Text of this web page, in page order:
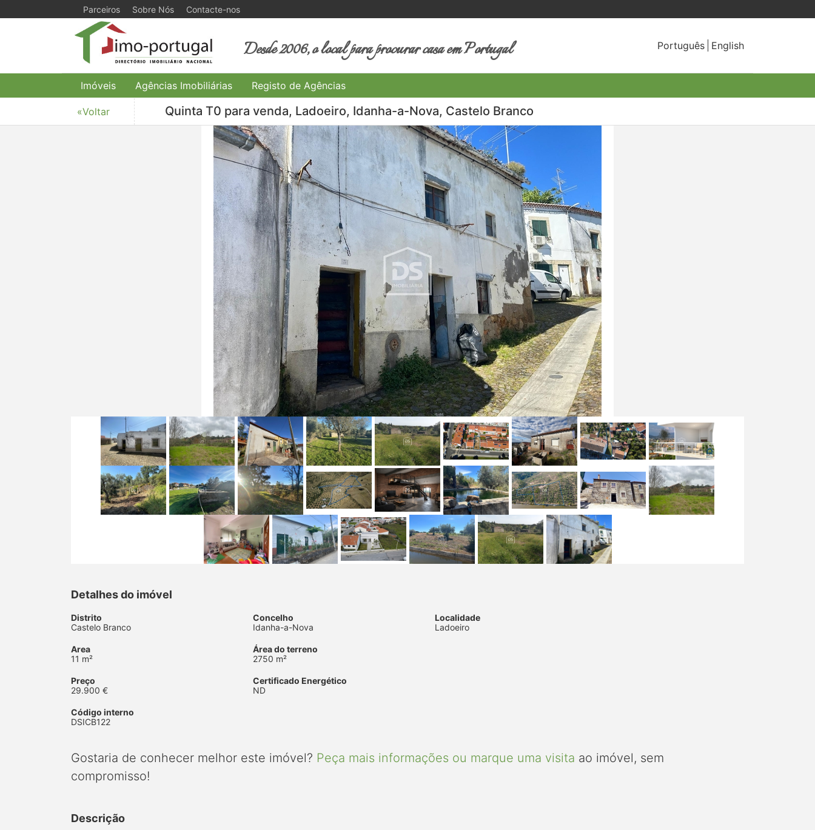
Parceiros Sobre Nós Contacte-nos
Desde 2006, o local para procurar casa em Portugal Português English
Imóveis Agências Imobiliárias Registo de Agências
«Voltar Quinta T0 para venda, Ladoeiro, Idanha-a-Nova, Castelo Branco
Detalhes do imóvel
Distrito
Castelo Branco
Concelho
Idanha-a-Nova
Localidade
Ladoeiro
Area
11 m²
Área do terreno
2750 m²
Preço
29.900 €
Certificado Energético
ND
Código interno
DSICB122
Gostaria de conhecer melhor este imóvel? Peça mais informações ou marque uma visita ao imóvel, sem
compromisso!
Descrição